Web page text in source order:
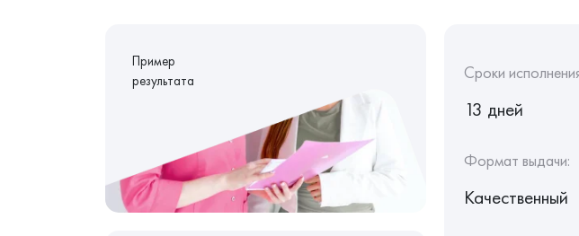
Пример
результата
Сроки
13 дней
Формат выдачи:
Качественный